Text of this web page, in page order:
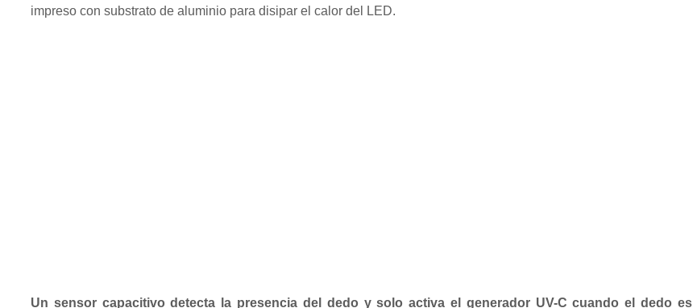
impreso con substrato de aluminio para disipar el calor del LED.
Un sensor capacitivo detecta la presencia del dedo y solo activa el generador UV-C cuando el dedo es